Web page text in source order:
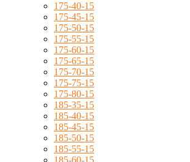
175-40-15
175-45-15
175-50-15
175-55-15
175-60-15
175-65-15
175-70-15
175-75-15
175-80-15
185-35-15
185-40-15
185-45-15
185-50-15
185-55-15